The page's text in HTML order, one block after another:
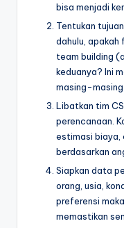
bisa menjadi
Tentukan
dahulu,
team building
keduanya? Ini
masing-masing
Libatkan tim
perencanaan.
estimasi
berdasarkan
Siapkan data
orang, usia,
preferensi
memastikan